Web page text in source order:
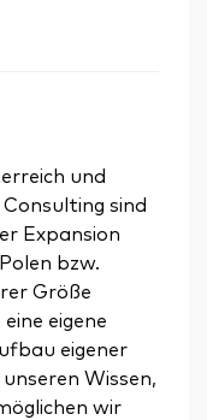
und
sind
Expansion
bzw.
Größe
eigene
eigener
Wissen,
wir